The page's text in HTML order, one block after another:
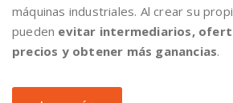
máquinas industriales. Al crear su
pueden evitar intermediarios,
precios y obtener más ganancias.